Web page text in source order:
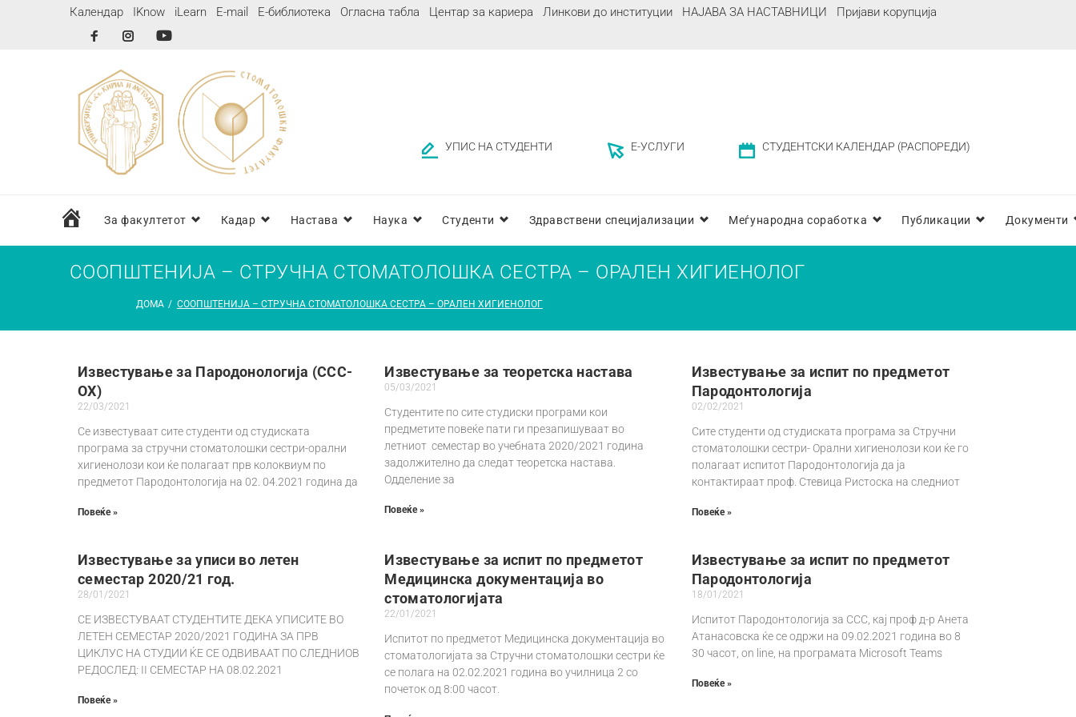
Календар IKnow iLearn E-mail Е-библиотека Огласна табла Центар за кариера Линкови до институции НАЈАВА ЗА НАСТАВНИЦИ Пријави корупција
УПИС НА СТУДЕНТИ Е-УСЛУГИ СТУДЕНТСКИ КАЛЕНДАР (РАСПОРЕДИ)
домаЗа факултетот Кадар Настава Наука Студенти Здравствени специјализации Меѓународна соработка Публикации Документи
СООПШТЕНИЈА – СТРУЧНА СТОМАТОЛОШКА СЕСТРА – ОРАЛЕН ХИГИЕНОЛОГ
ДОМА / СООПШТЕНИЈА – СТРУЧНА СТОМАТОЛОШКА СЕСТРА – ОРАЛЕН ХИГИЕНОЛОГ
Известување за Пародонологија (ССС-
ОХ)
22/03/2021
Се известуваат сите студенти од студиската
програма за стручни стоматолошки сестри-орални
хигиенолози кои ќе полагаат прв колоквиум по
предметот Пародонтологија на 02. 04.2021 година да
Повеќе »
Известување за теоретска настава
05/03/2021
Студентите по сите студиски програми кои
предметите повеќе пати ги презапишуваат во
летниот семестар во учебната 2020/2021 година
задолжително да следат теоретска настава.
Одделение за
Повеќе »
Известување за испит по предметот
Пародонтологија
02/02/2021
Сите студенти од студиската програма за Стручни
стоматолошки сестри- Орални хигиенолози кои ќе го
полагаат испитот Пародонтологија да ја
контактираат проф. Стевица Ристоска на следниот
Повеќе »
Известување за уписи во летен
семестар 2020/21 год.
28/01/2021
СЕ ИЗВЕСТУВААТ СТУДЕНТИТЕ ДЕКА УПИСИТЕ ВО
ЛЕТЕН СЕМЕСТАР 2020/2021 ГОДИНА ЗА ПРВ
ЦИКЛУС НА СТУДИИ ЌЕ СЕ ОДВИВААТ ПО СЛЕДНИОВ
РЕДОСЛЕД: II СЕМЕСТАР НА 08.02.2021
Повеќе »
Известување за испит по предметот
Медицинска документација во
стоматологијата
22/01/2021
Испитот по предметот Медицинска документација во
стоматологијата за Стручни стоматолошки сестри ќе
се полага на 02.02.2021 година во училница 2 со
почеток од 8:00 часот.
Известување за испит по предметот
Пародонтологија
18/01/2021
Испитот Пародонтологија за ССС, кај проф д-р Анета
Атанасовска ќе се одржи на 09.02.2021 година во 8
30 часот, on line, на програмата Microsoft Teams
Повеќе »